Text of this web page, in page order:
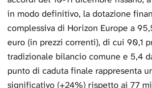
in modo definitivo, la dotazione
complessiva di Horizon Europe a
euro (in prezzi correnti), di cui 90,1
tradizionale bilancio comune e 5,4
punto di caduta finale rappresenta
significativo (+24%) rispetto ai 77